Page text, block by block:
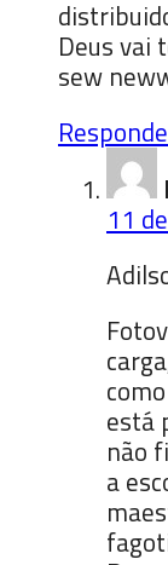
Deus vai
sew
11
está
não
a